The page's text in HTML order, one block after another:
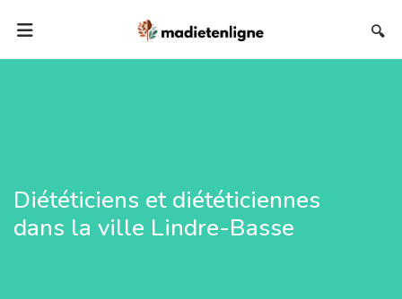
🔍
Diététiciens et diététiciennes
dans la ville Lindre-Basse